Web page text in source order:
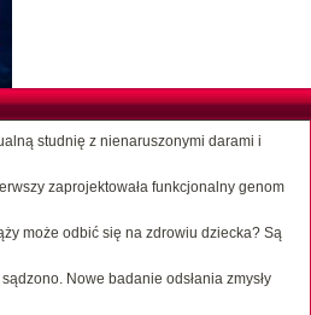
studnię z nienaruszonymi darami i
zaprojektowała funkcjonalny genom
może odbić się na zdrowiu dziecka? Są
Nowe badanie odsłania zmysły